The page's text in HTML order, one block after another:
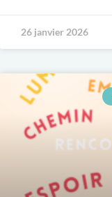
26 janvier 2026